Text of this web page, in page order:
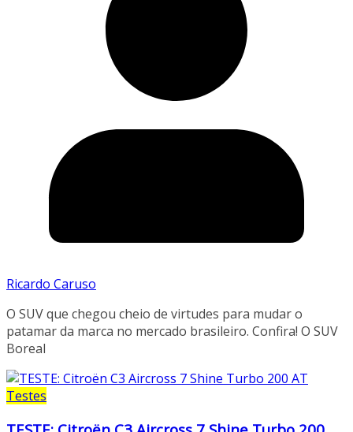
Ricardo Caruso
O SUV que chegou cheio de virtudes para mudar o
patamar da marca no mercado brasileiro. Confira! O SUV
Boreal
Testes